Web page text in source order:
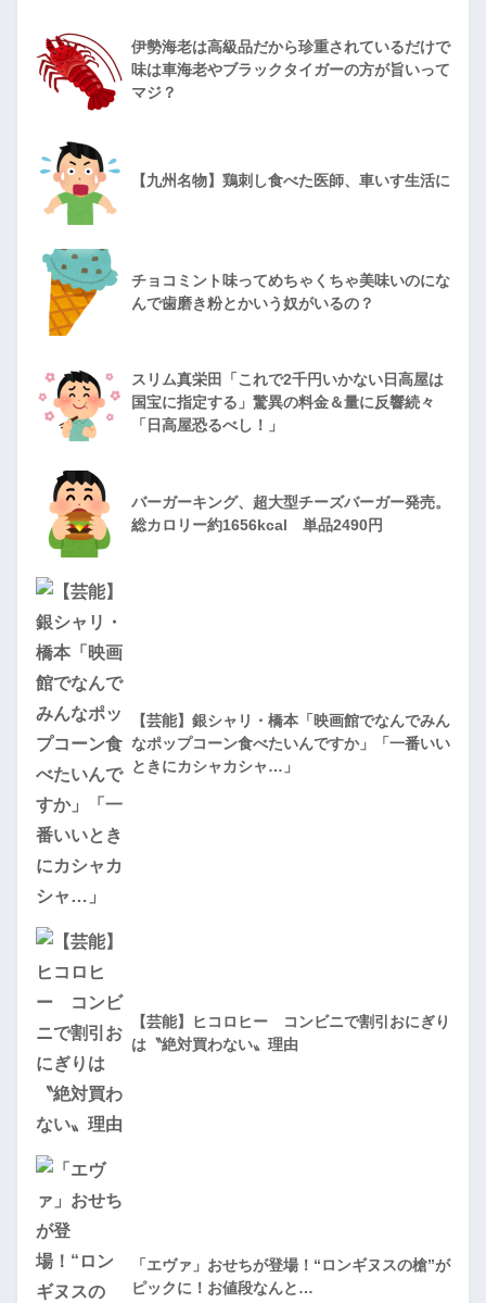
伊勢海老は高級品だから珍重されているだけで
味は車海老やブラックタイガーの方が旨いって
マジ？
【九州名物】鶏刺し食べた医師、車いす生活に
チョコミント味ってめちゃくちゃ美味いのにな
んで歯磨き粉とかいう奴がいるの？
スリム真栄田「これで2千円いかない日高屋は
国宝に指定する」驚異の料金＆量に反響続々
「日高屋恐るべし！」
バーガーキング、超大型チーズバーガー発売。
総カロリー約1656kcal 単品2490円
【芸能】銀シャリ・橋本「映画館でなんでみん
なポップコーン食べたいんですか」「一番いい
ときにカシャカシャ…」
【芸能】ヒコロヒー コンビニで割引おにぎり
は〝絶対買わない〟理由
「エヴァ」おせちが登場！“ロンギヌスの槍”が
ピックに！お値段なんと…